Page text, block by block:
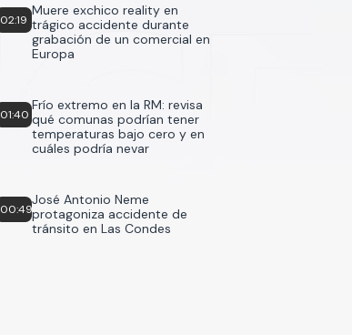
02:19
Muere exchico reality en
trágico accidente durante
grabación de un comercial en
Europa
01:40
Frío extremo en la RM: revisa
qué comunas podrían tener
temperaturas bajo cero y en
cuáles podría nevar
00:49
José Antonio Neme
protagoniza accidente de
tránsito en Las Condes